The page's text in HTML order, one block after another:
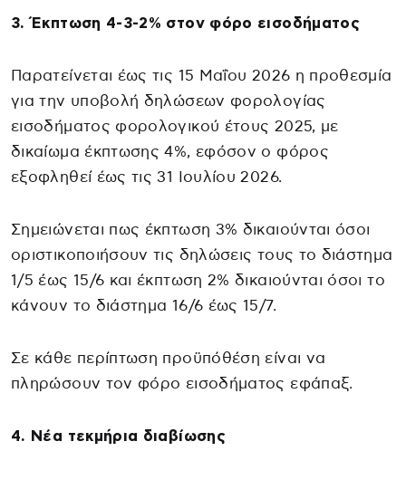
3. Έκπτωση 4-3-2% στον φόρο εισοδήματος
Παρατείνεται έως τις 15 Μαΐου 2026 η προθεσμία
για την υποβολή δηλώσεων φορολογίας
εισοδήματος φορολογικού έτους 2025, με
δικαίωμα έκπτωσης 4%, εφόσον ο φόρος
εξοφληθεί έως τις 31 Ιουλίου 2026.
Σημειώνεται πως έκπτωση 3% δικαιούνται όσοι
οριστικοποιήσουν τις δηλώσεις τους το διάστημα
1/5 έως 15/6 και έκπτωση 2% δικαιούνται όσοι το
κάνουν το διάστημα 16/6 έως 15/7.
Σε κάθε περίπτωση προϋπόθέση είναι να
πληρώσουν τον φόρο εισοδήματος εφάπαξ.
4. Νέα τεκμήρια διαβίωσης